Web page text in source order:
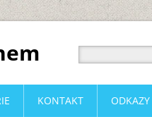
KONTAKT ODKAZY